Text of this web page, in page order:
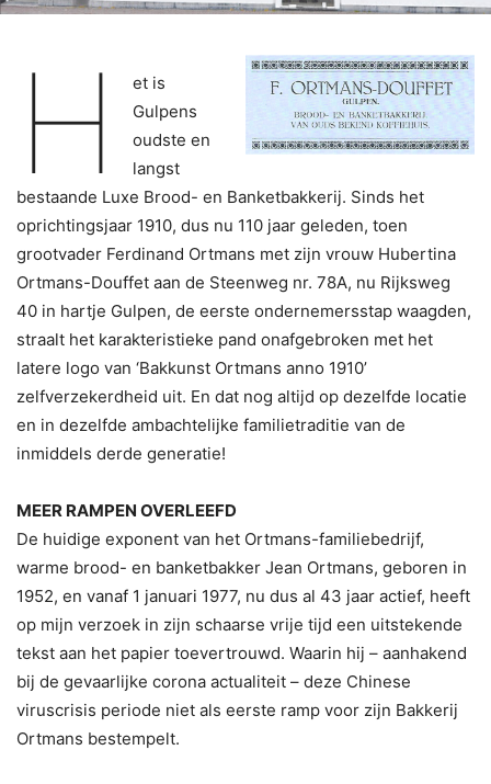
H
et is
Gulpens
oudste en
langst
bestaande Luxe Brood- en Banketbakkerij. Sinds het
oprichtingsjaar 1910, dus nu 110 jaar geleden, toen
grootvader Ferdinand Ortmans met zijn vrouw Hubertina
Ortmans-Douffet aan de Steenweg nr. 78A, nu Rijksweg
40 in hartje Gulpen, de eerste ondernemersstap waagden,
straalt het karakteristieke pand onafgebroken met het
latere logo van ‘Bakkunst Ortmans anno 1910’
zelfverzekerdheid uit. En dat nog altijd op dezelfde locatie
en in dezelfde ambachtelijke familietraditie van de
inmiddels derde generatie!
MEER RAMPEN OVERLEEFD
De huidige exponent van het Ortmans-familiebedrijf,
warme brood- en banketbakker Jean Ortmans, geboren in
1952, en vanaf 1 januari 1977, nu dus al 43 jaar actief, heeft
op mijn verzoek in zijn schaarse vrije tijd een uitstekende
tekst aan het papier toevertrouwd. Waarin hij – aanhakend
bij de gevaarlijke corona actualiteit – deze Chinese
viruscrisis periode niet als eerste ramp voor zijn Bakkerij
Ortmans bestempelt.